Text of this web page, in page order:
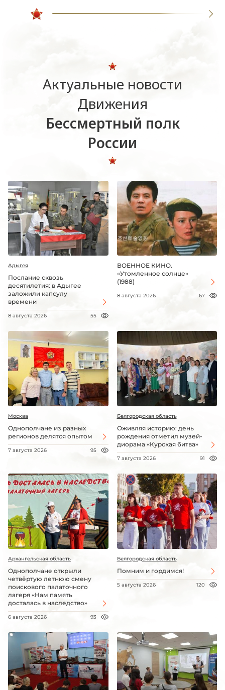
Актуальные новости
Движения
Бессмертный полк
России
Адыгея
Послание сквозь
десятилетия: в Адыгее
заложили капсулу
времени
8 августа 2026 55
ВОЕННОЕ КИНО.
«Утомленное солнце»
(1988)
8 августа 2026 67
Москва
Однополчане из разных
регионов делятся опытом
7 августа 2026 95
Белгородская область
Оживляя историю: день
рождения отметил музей-
диорама «Курская битва»
7 августа 2026 91
Архангельская область
Однополчане открыли
четвёртую летнюю смену
поискового палаточного
лагеря «Нам память
досталась в наследство»
6 августа 2026 93
Белгородская область
Помним и гордимся!
5 августа 2026 120